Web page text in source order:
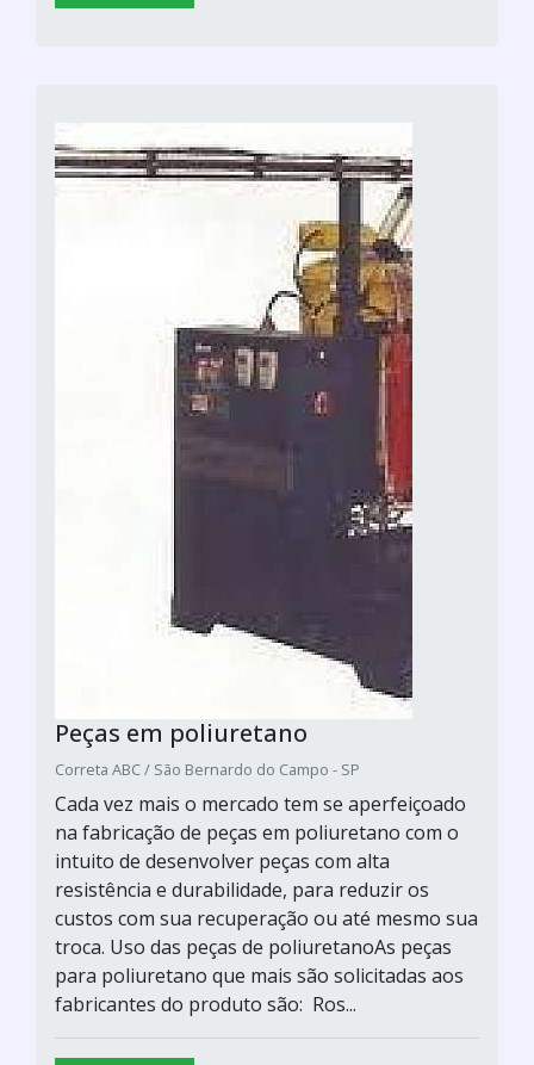
Peças em poliuretano
Correta ABC / São Bernardo do Campo - SP
Cada vez mais o mercado tem se aperfeiçoado
na fabricação de peças em poliuretano com o
intuito de desenvolver peças com alta
resistência e durabilidade, para reduzir os
custos com sua recuperação ou até mesmo sua
troca. Uso das peças de poliuretanoAs peças
para poliuretano que mais são solicitadas aos
fabricantes do produto são: Ros...